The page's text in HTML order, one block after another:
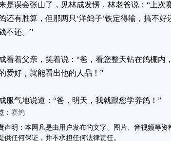
是误会张山了，见林成发愣，林老爸说：“上
还有胜算，但那两只‘洋鸽子’铁定得输，搞不
不还。”
看着父亲，笑着说：“爸，看您整天钻在鸽棚内
爱好，就能看出他的人品！”
服气地说道：“爸，明天，我就跟您学养鸽！”
： 赛鸽
声明：本网凡是由用户发布的文字、图片、音视频等
供任何保证，并不承担任何法律责任。